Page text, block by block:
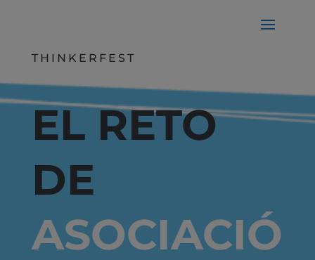
THINKERFEST
EL RETO
DE
ASOCIACIÓ